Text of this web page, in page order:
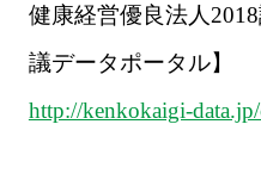
健康経営優良法人 2018
議データポータル】
http://kenkokaigi-